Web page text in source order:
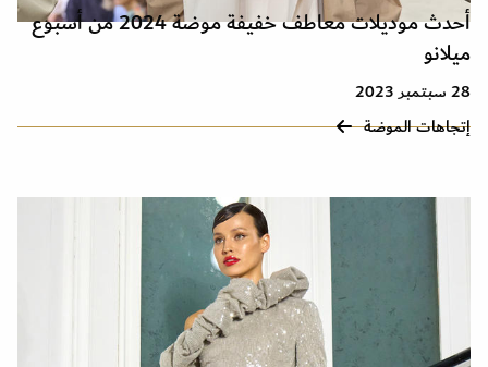
أحدث موديلات معاطف خفيفة موضة 2024 من أسبوع
ميلانو
28 سبتمبر 2023
إتجاهات الموضة